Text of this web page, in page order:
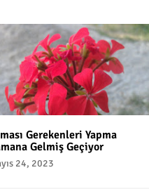
Gerekenleri Yapma
Gelmiş Geçiyor
24, 2023